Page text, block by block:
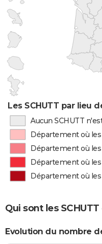
Les SCHUTT par lieu
Aucun SCHUTT
Département où
Département où les
Département où
Département où
Qui sont les
Evolution du nombre